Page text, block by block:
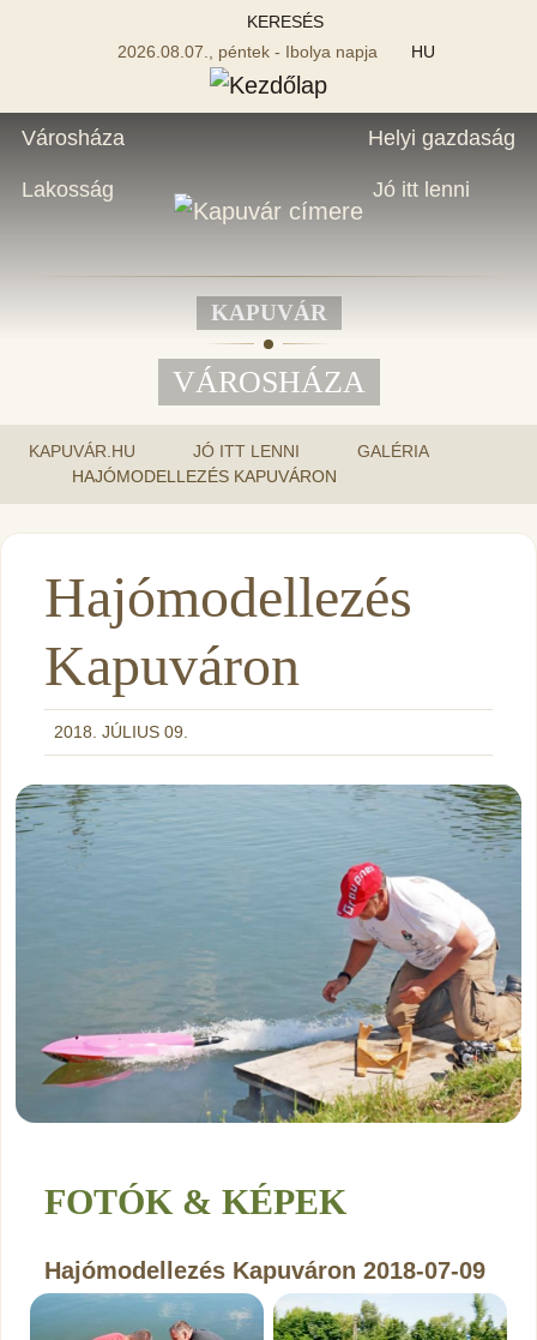
KERESÉS
2026.08.07., péntek - Ibolya napja
HU
Városháza
Lakosság
Helyi gazdaság
Jó itt lenni
KAPUVÁR
VÁROSHÁZA
KAPUVÁR.HU JÓ ITT LENNI
GALÉRIA
HAJÓMODELLEZÉS KAPUVÁRON
Hajómodellezés
Kapuváron
2018. JÚLIUS 09.
FOTÓK & KÉPEK
Hajómodellezés Kapuváron 2018-07-09